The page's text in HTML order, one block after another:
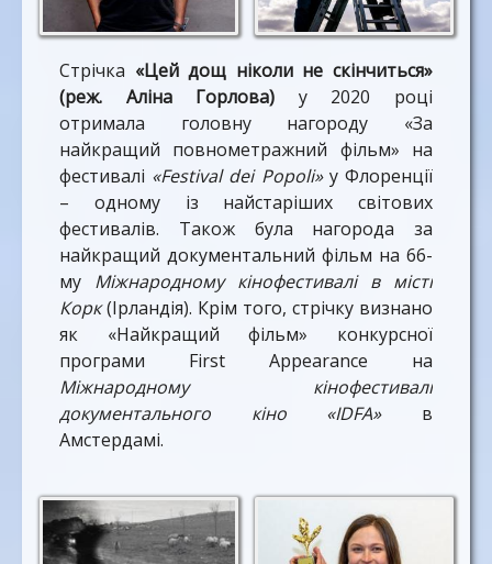
Стрічка «Цей дощ ніколи не скінчиться»
(реж. Аліна Горлова) у 2020 році
отримала головну нагороду «За
найкращий повнометражний фільм» на
фестивалі «Festival dei Popoli»у Флоренції
– одному із найстаріших світових
фестивалів. Також була нагорода за
найкращий документальний фільм на 66-
му Міжнародному кінофестивалі в місті
Корк(Ірландія). Крім того, стрічку визнано
як «Найкращий фільм» конкурсної
програми First Appearance на
Міжнародному кінофестивалі
документального кіно «IDFA»в
Амстердамі.